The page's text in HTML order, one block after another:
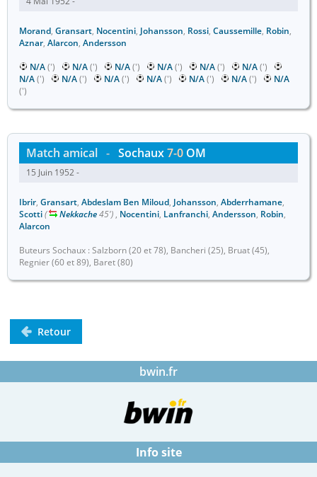
Morand, Gransart, Nocentini, Johansson, Rossi, Caussemille, Robin,
Aznar, Alarcon, Andersson
N/A(') N/A(') N/A(') N/A(') N/A(') N/A(')
N/A(') N/A(') N/A(') N/A(') N/A(') N/A(')
N/A
(')
Match amical - Sochaux7-0 OM
15 Juin 1952 -
Ibrir, Gransart, Abdeslam Ben Miloud, Johansson, Abderrhamane,
Scotti( Nekkache45') , Nocentini, Lanfranchi, Andersson, Robin,
Alarcon
Buteurs Sochaux : Salzborn (20 et 78), Bancheri (25), Bruat (45),
Regnier (60 et 89), Baret (80)
Retour
bwin.fr
Info site